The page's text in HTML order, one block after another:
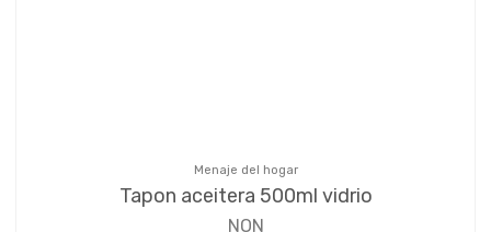
Menaje del hogar
Tapon aceitera 500ml vidrio
NON